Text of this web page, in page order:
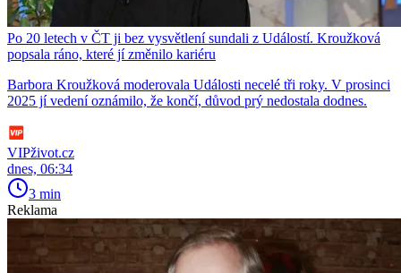
Po 20 letech v ČT ji bez vysvětlení sundali z Událostí. Kroužková
popsala ráno, které jí změnilo kariéru
Barbora Kroužková moderovala Události necelé tři roky. V prosinci
2025 jí vedení oznámilo, že končí, důvod prý nedostala dodnes.
VIPživot.cz
dnes, 06:34
3 min
Reklama